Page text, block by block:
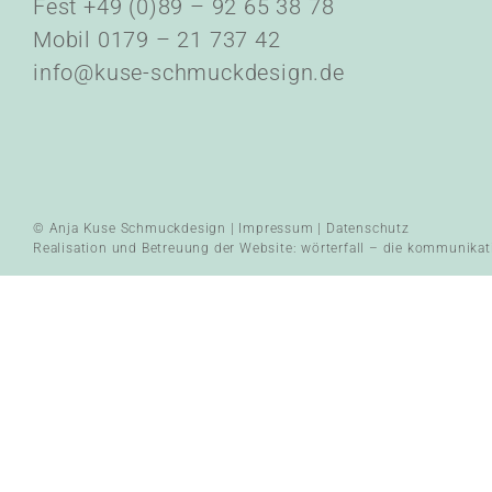
Fest +49 (0)89 – 92 65 38 78
Mobil 0179 – 21 737 42
info@kuse-schmuckdesign.de
© Anja Kuse Schmuckdesign | Impressum
Datenschutz
Realisation und Betreuung der Website:wörterfall – die